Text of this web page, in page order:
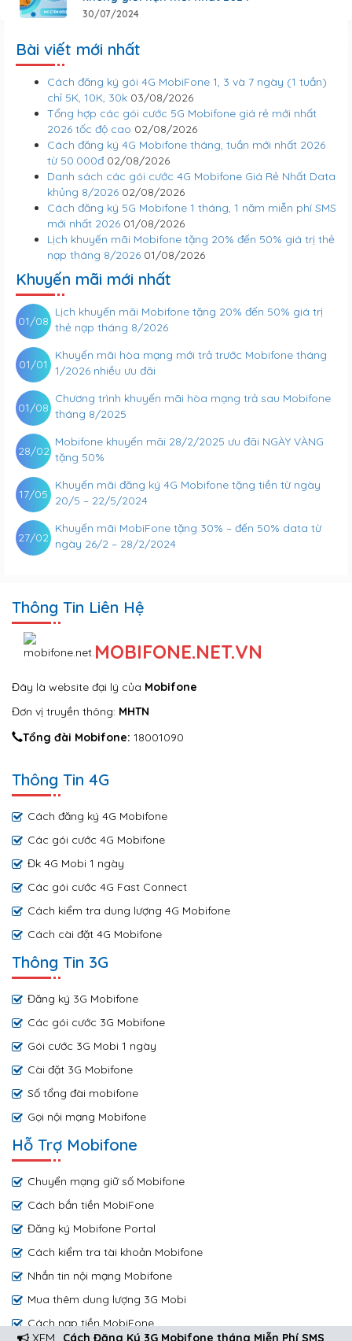
Cách Đăng Ký 3G Mobifone tháng Miễn Phí SMS
30/07/2024
Bài viết mới nhất
Cách đăng ký gói 4G MobiFone 1, 3 và 7 ngày (1 tuần)
chỉ 5K, 10K, 30k 03/08/2026
Tổng hợp các gói cước 5G Mobifone giá rẻ mới nhất
2026 tốc độ cao 02/08/2026
Cách đăng ký 4G Mobifone tháng, tuần mới nhất 2026
từ 50.000đ 02/08/2026
Danh sách các gói cước 4G Mobifone Giá Rẻ Nhất Data
khủng 8/2026 02/08/2026
Cách đăng ký 5G Mobifone 1 tháng, 1 năm miễn phí SMS
mới nhất 2026 01/08/2026
Lịch khuyến mãi Mobifone tặng 20% đến 50% giá trị thẻ
nạp tháng 8/2026 01/08/2026
Khuyến mãi mới nhất
Lịch khuyến mãi Mobifone tặng 20% đến 50% giá trị
thẻ nạp tháng 8/2026
01/08
Khuyến mãi hòa mạng mới trả trước Mobifone tháng
1/2026 nhiều ưu đãi
01/01
Chương trình khuyến mãi hòa mạng trả sau Mobifone
tháng 8/2025
01/08
Mobifone khuyến mãi 28/2/2025 ưu đãi NGÀY VÀNG
tặng 50%
28/02
Khuyến mãi đăng ký 4G Mobifone tặng tiền từ ngày
20/5 – 22/5/2024
17/05
Khuyến mãi MobiFone tặng 30% – đến 50% data từ
ngày 26/2 – 28/2/2024
27/02
Thông Tin Liên Hệ
MOBIFONE.NET.VN
Đây là website đại lý của Mobifone
Đơn vị truyền thông: MHTN
Tổng đài Mobifone: 18001090
Thông Tin 4G
Cách đăng ký 4G Mobifone
Các gói cước 4G Mobifone
Đk 4G Mobi 1 ngày
Các gói cước 4G Fast Connect
Cách kiểm tra dung lượng 4G Mobifone
Cách cài đặt 4G Mobifone
Thông Tin 3G
Đăng ký 3G Mobifone
Các gói cước 3G Mobifone
Gói cước 3G Mobi 1 ngày
Cài đặt 3G Mobifone
Số tổng đài mobifone
Gọi nội mạng Mobifone
Hỗ Trợ Mobifone
Chuyển mạng giữ số Mobifone
Cách bắn tiền MobiFone
Đăng ký Mobifone Portal
Cách kiểm tra tài khoản Mobifone
Nhắn tin nội mạng Mobifone
Mua thêm dung lượng 3G Mobi
Cách nạp tiền MobiFone